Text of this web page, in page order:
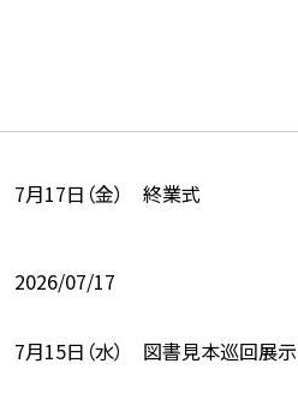
7月17日（金） 終業式
2026/07/17
7月15日（水） 図書見本巡回展示